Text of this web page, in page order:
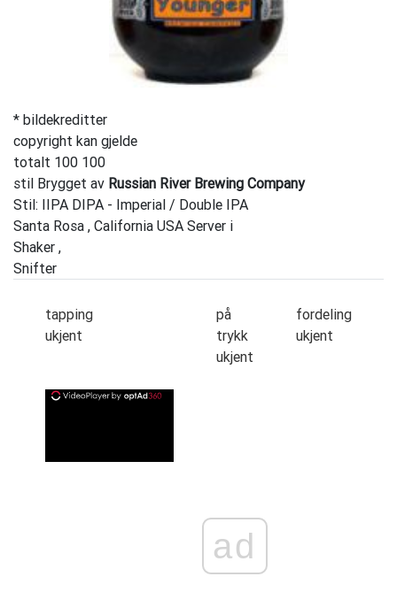
* bildekreditter
copyright kan gjelde
totalt 100 100
stil Brygget av Russian River Brewing Company
Stil: IIPA DIPA - Imperial / Double IPA
Santa Rosa , California USA Server i
Shaker ,
Snifter
tapping
ukjent
på
trykk
ukjent
ad
fordeling
ukjent